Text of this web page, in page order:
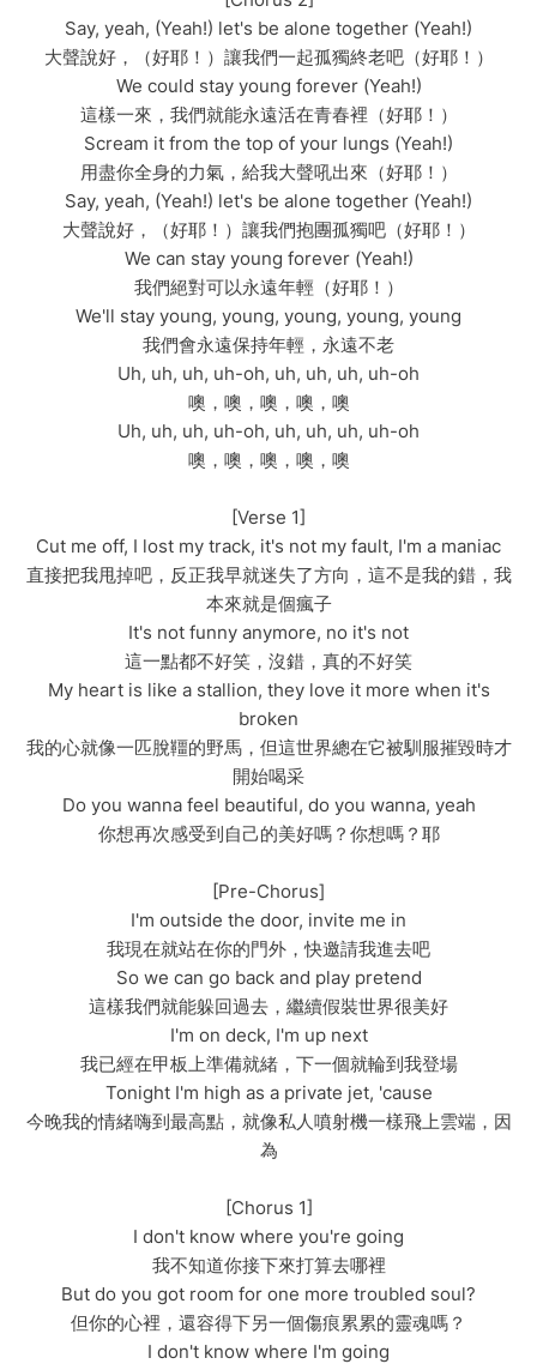
Say, yeah, (Yeah!) let's be alone together (Yeah!)
大聲說好，（好耶！）讓我們一起孤獨終老吧（好耶！）
We could stay young forever (Yeah!)
這樣一來，我們就能永遠活在青春裡（好耶！）
Scream it from the top of your lungs (Yeah!)
用盡你全身的力氣，給我大聲吼出來（好耶！）
Say, yeah, (Yeah!) let's be alone together (Yeah!)
大聲說好，（好耶！）讓我們抱團孤獨吧（好耶！）
We can stay young forever (Yeah!)
我們絕對可以永遠年輕（好耶！）
We'll stay young, young, young, young, young
我們會永遠保持年輕，永遠不老
Uh, uh, uh, uh-oh, uh, uh, uh, uh-oh
噢，噢，噢，噢，噢
Uh, uh, uh, uh-oh, uh, uh, uh, uh-oh
噢，噢，噢，噢，噢
[Verse 1]
Cut me off, I lost my track, it's not my fault, I'm a maniac
直接把我甩掉吧，反正我早就迷失了方向，這不是我的錯，我
本來就是個瘋子
It's not funny anymore, no it's not
這一點都不好笑，沒錯，真的不好笑
My heart is like a stallion, they love it more when it's
broken
我的心就像一匹脫韁的野馬，但這世界總在它被馴服摧毀時才
開始喝采
Do you wanna feel beautiful, do you wanna, yeah
你想再次感受到自己的美好嗎？你想嗎？耶
[Pre-Chorus]
I'm outside the door, invite me in
我現在就站在你的門外，快邀請我進去吧
So we can go back and play pretend
這樣我們就能躲回過去，繼續假裝世界很美好
I'm on deck, I'm up next
我已經在甲板上準備就緒，下一個就輪到我登場
Tonight I'm high as a private jet, 'cause
今晚我的情緒嗨到最高點，就像私人噴射機一樣飛上雲端，因
為
[Chorus 1]
I don't know where you're going
我不知道你接下來打算去哪裡
But do you got room for one more troubled soul?
但你的心裡，還容得下另一個傷痕累累的靈魂嗎？
I don't know where I'm going